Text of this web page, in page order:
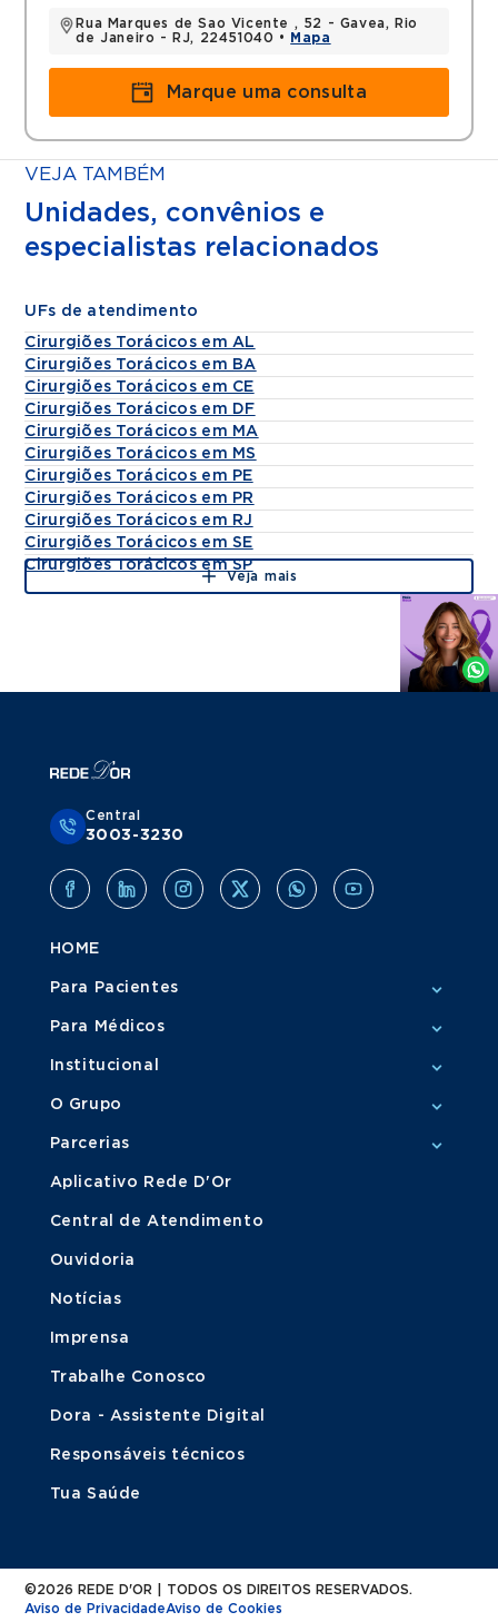
Rua Marques de Sao Vicente , 52 - Gavea, Rio
de Janeiro - RJ, 22451040 •
Mapa
Marque uma consulta
VEJA TAMBÉM
Unidades, convênios e
especialistas relacionados
UFs de atendimento
Cirurgiões Torácicos em AL
Cirurgiões Torácicos em BA
Cirurgiões Torácicos em CE
Cirurgiões Torácicos em DF
Cirurgiões Torácicos em MA
Cirurgiões Torácicos em MS
Cirurgiões Torácicos em PE
Cirurgiões Torácicos em PR
Cirurgiões Torácicos em RJ
Cirurgiões Torácicos em SE
Cirurgiões Torácicos em SP
Veja mais
Agende
Whatsapp
Central
3003-3230
HOME
Para Pacientes
Para Médicos
Institucional
O Grupo
Parcerias
Aplicativo Rede D'Or
Central de Atendimento
Ouvidoria
Notícias
Imprensa
Trabalhe Conosco
Dora - Assistente Digital
Responsáveis técnicos
Tua Saúde
©2026 REDE D'OR | TODOS OS DIREITOS RESERVADOS.
Aviso de PrivacidadeAviso de Cookies